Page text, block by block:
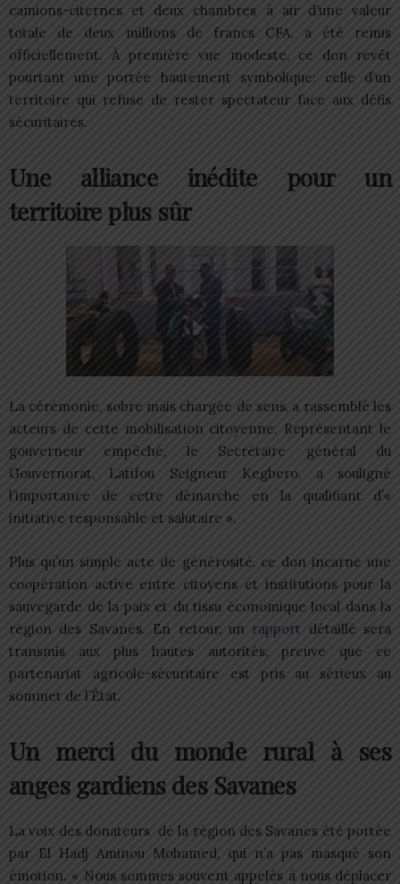
camions-citernes et deux chambres à air d’une valeur
totale de deux millions de francs CFA, a été remis
officiellement. À première vue modeste, ce don revêt
pourtant une portée hautement symbolique: celle d’un
territoire qui refuse de rester spectateur face aux défis
sécuritaires.
Une alliance inédite pour un
territoire plus sûr
La cérémonie, sobre mais chargée de sens, a rassemblé les
acteurs de cette mobilisation citoyenne. Représentant le
gouverneur empêché, le Secrétaire général du
Gouvernorat, Latifou Seigneur Kegbero, a souligné
l’importance de cette démarche en la qualifiant d’«
initiative responsable et salutaire ».
Plus qu’un simple acte de générosité, ce don incarne une
coopération active entre citoyens et institutions pour la
sauvegarde de la paix et du tissu économique local dans la
région des Savanes. En retour, un rapport détaillé sera
transmis aux plus hautes autorités, preuve que ce
partenariat agricole-sécuritaire est pris au sérieux au
sommet de l’État.
Un merci du monde rural à ses
anges gardiens des Savanes
La voix des donateurs de la région des Savanes été portée
par El Hadj Aminou Mohamed, qui n’a pas masqué son
émotion. « Nous sommes souvent appelés à nous déplacer